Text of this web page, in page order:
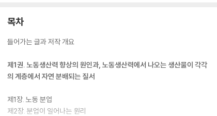
을 비판하고 있으며, 5권은 국가 운영과 사법행정에 소요되는 경비와 수입
대하고 난해한 원문 전체를 쉽고 명확하게 옮겼을 뿐만 아니라, 마음만 먹
으면 청소년도 읽어나갈 수 있을 정도로 가독성 높게 글을 다듬었다. 더 깊
준 높은 해제를 제공해 “한번 붙잡으면 끝까지 읽을 수 있는 책”이 되도록
했다. 시대 흐름을 주도하고, 전략적인 사고를 하기로 유명한 일론 머스크
목차
들어가는 글과 저작 개요
제1권. 노동생산력 향상의 원인과, 노동생산력에서 나오는 생산물이 각각
의 계층에서 자연 분배되는 질서
제1장. 노동 분업
제2장. 분업이 일어나는 원리